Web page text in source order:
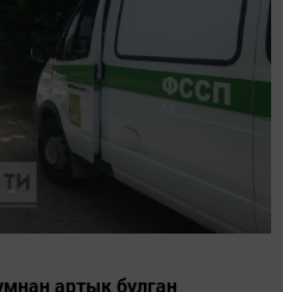
артык булган